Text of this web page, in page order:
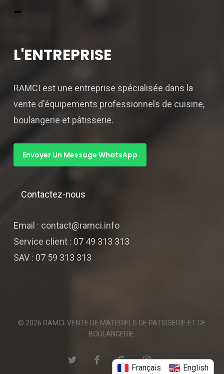
-
L'ENTREPRISE
RAMCI est une entreprise spécialisée dans la
vente d'équipements professionnels de cuisine,
boulangerie et pâtisserie.
Envoyer Un Message WhatsApp
Contactez-nous
Email : contact@ramci.info
Service client : 07 49 313 313
SAV : 07 59 313 313
© 2026 RAMCI-VENTE DE MATERIELS DE PATISSERIE ET DE
BOULANGERIE.
twitter facebookgoogle-instagram
Français English